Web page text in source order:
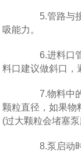
5.管路与接
吸能力。
6.进料口管
料口建议做斜口，
7.物料中的
颗粒直径，如果物
(过大颗粒会堵塞
8.泵启动时